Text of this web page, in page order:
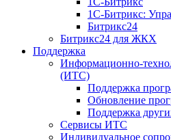
1С-Битрикс:
Битрикс24
Битрикс24 для ЖКХ
Поддержка
Информационно-
(ИТС)
Поддержка
Обновление
Поддержка
Сервисы ИТС
Индивидуальное